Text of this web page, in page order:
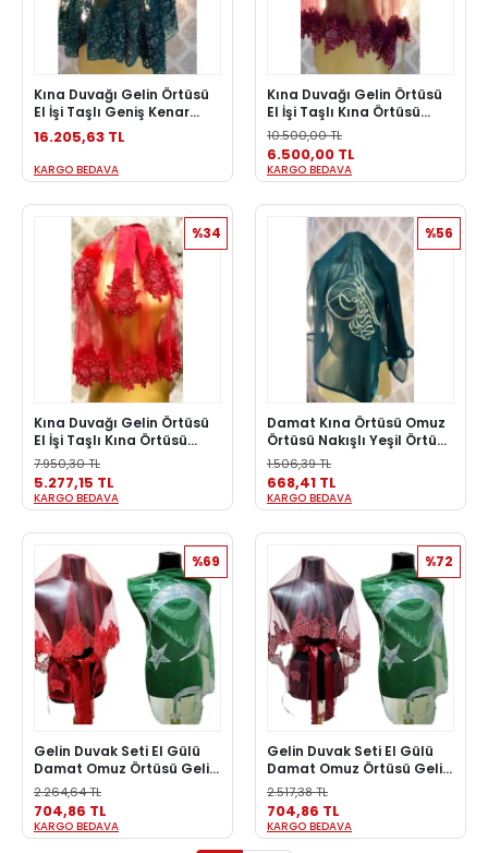
Kına Duvağı Gelin Örtüsü
El İşi Taşlı Geniş Kenar
Kına Örtüsü Model Kına
Seti Yeşil
KARGO BEDAVA
16.205,63 TL
Kına Duvağı Gelin Örtüsü
El İşi Taşlı Kına Örtüsü
Model Kına Seti Kına
Eldiveni Bel Kemeri Bordo
KARGO BEDAVA
10.500,00 TL
6.500,00 TL
Kına Duvağı Gelin Örtüsü
El İşi Taşlı Kına Örtüsü
Model Kına Seti Kına
Eldiveni Bel Kemeri Kırmızı
KARGO BEDAVA
%34
7.950,30 TL
5.277,15 TL
Damat Kına Örtüsü Omuz
Örtüsü Nakışlı Yeşil Örtü
Kına Gecesi
KARGO BEDAVA
%56
1.506,39 TL
668,41 TL
Gelin Duvak Seti El Gülü
Damat Omuz Örtüsü Gelin
Örtüsü Kına Örtüsü Gecesi
Seti Kırmızı
KARGO BEDAVA
%69
2.264,64 TL
704,86 TL
Gelin Duvak Seti El Gülü
Damat Omuz Örtüsü Gelin
Örtüsü Kına Örtüsü Gecesi
Seti Bordo
KARGO BEDAVA
%72
2.517,38 TL
704,86 TL